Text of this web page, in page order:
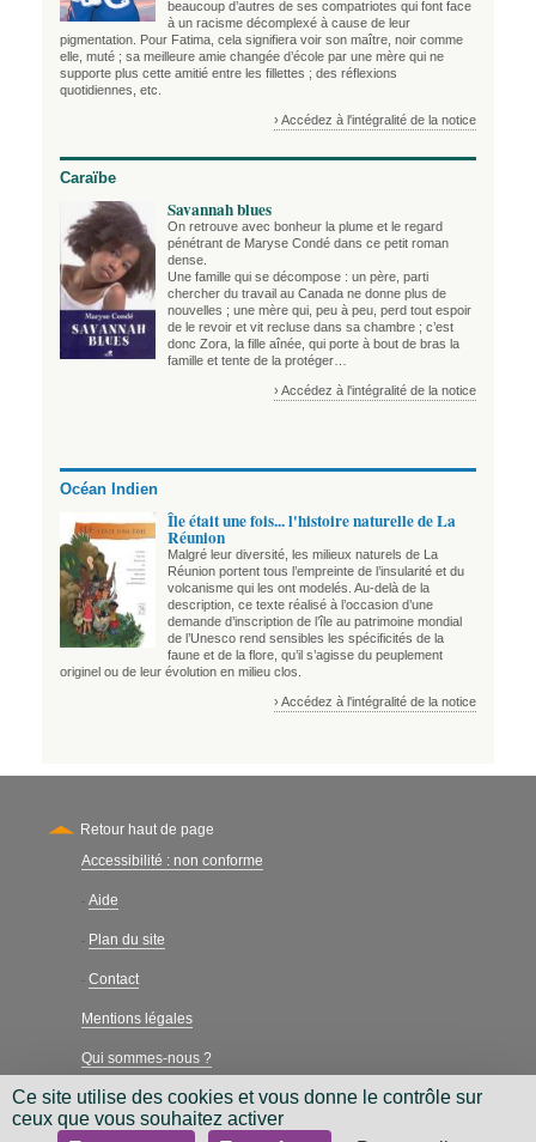
beaucoup d’autres de ses compatriotes qui font face
à un racisme décomplexé à cause de leur
pigmentation. Pour Fatima, cela signifiera voir son maître, noir comme
elle, muté ; sa meilleure amie changée d’école par une mère qui ne
supporte plus cette amitié entre les fillettes ; des réflexions
quotidiennes, etc.
› Accédez à l'intégralité de la notice
Caraïbe
Savannah blues
On retrouve avec bonheur la plume et le regard
pénétrant de Maryse Condé dans ce petit roman
dense.
Une famille qui se décompose : un père, parti
chercher du travail au Canada ne donne plus de
nouvelles ; une mère qui, peu à peu, perd tout espoir
de le revoir et vit recluse dans sa chambre ; c’est
donc Zora, la fille aînée, qui porte à bout de bras la
famille et tente de la protéger…
› Accédez à l'intégralité de la notice
Océan Indien
Île était une fois... l'histoire naturelle de La
Réunion
Malgré leur diversité, les milieux naturels de La
Réunion portent tous l’empreinte de l’insularité et du
volcanisme qui les ont modelés. Au-delà de la
description, ce texte réalisé à l’occasion d’une
demande d’inscription de l’île au patrimoine mondial
de l’Unesco rend sensibles les spécificités de la
faune et de la flore, qu’il s’agisse du peuplement
originel ou de leur évolution en milieu clos.
› Accédez à l'intégralité de la notice
Retour haut de page
Secondary
Accessibilité : non conforme
- Aide
- Plan du site
- Contact
Mentions légales
Qui sommes-nous ?
Charte néthique
Ce site utilise des cookies et vous donne le contrôle sur
ceux que vous souhaitez activer